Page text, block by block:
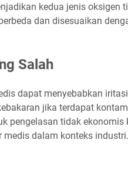
kedua jenis oksigen
dan disesuaikan
Salah
dapat menyebabkan
jika terdapat
pengelasan tidak
dalam konteks industri.